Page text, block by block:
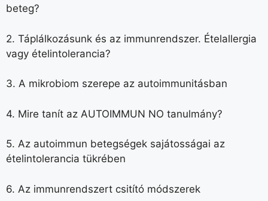
beteg?
2. Táplálkozásunk és az immunrendszer. Ételallergia
vagy ételintolerancia?
3. A mikrobiom szerepe az autoimmunitásban
4. Mire tanít az AUTOIMMUN NO tanulmány?
5. Az autoimmun betegségek sajátosságai az
ételintolerancia tükrében
6. Az immunrendszert csitító módszerek